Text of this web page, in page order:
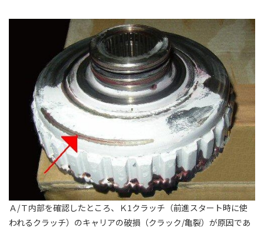
Ａ/Ｔ内部を確認したところ、Ｋ1クラッチ（前進スタート時に使
われるクラッチ）のキャリアの破損（クラック/亀裂）が原因であ